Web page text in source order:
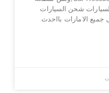
شحن السيارات
الامارات بااحدث